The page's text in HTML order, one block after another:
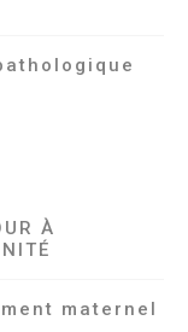
À
maternel